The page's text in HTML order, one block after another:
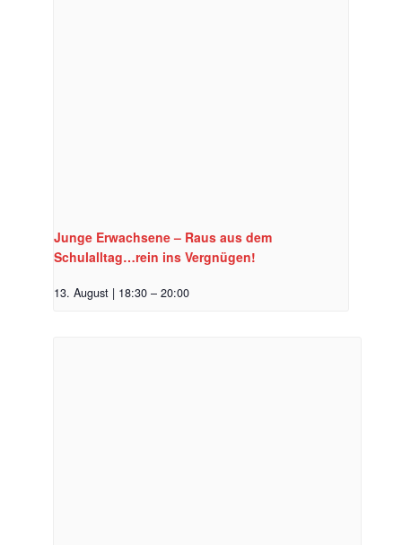
Junge Erwachsene – Raus aus dem
Schulalltag…rein ins Vergnügen!
13. August | 18:30 – 20:00